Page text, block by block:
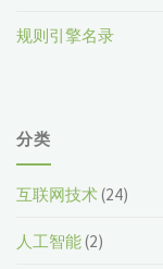
规则引擎名录
分类
互联网技术(24)
人工智能(2)